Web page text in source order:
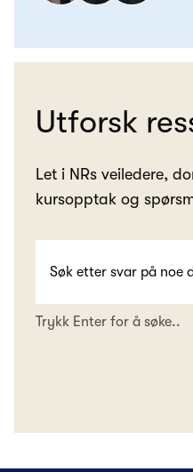
Utforsk
Let i NRs veiledere,
kursopptak og
Trykk Enter for å søke..